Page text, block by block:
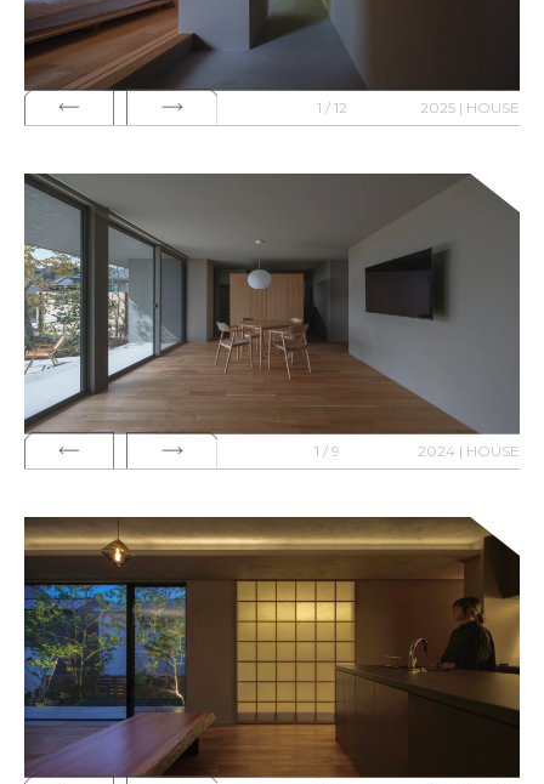
1 / 12 2025 | HOUSE
1 / 9 2024 | HOUSE